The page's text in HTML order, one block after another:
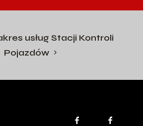
usług Stacji Kontroli
Pojazdów